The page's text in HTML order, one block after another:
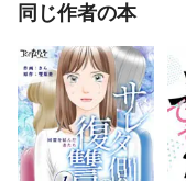
同じ作者の本